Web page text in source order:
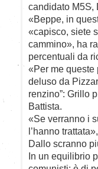
candidato M5S,
«Beppe, in
«capisco, siete
cammino», ha
percentuali da
«Per me
deluso da
renzino”: Grillo
Battista.
«Se verranno i
l’hanno
Dallo scranno
In un equilibrio